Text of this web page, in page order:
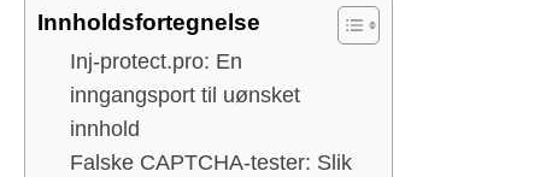
Innholdsfortegnelse
Inj-protect.pro: En
inngangsport til uønsket
innhold
Falske CAPTCHA-tester: Slik